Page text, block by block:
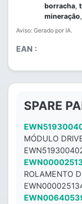
borracha,
mineração,
Aviso: Gerado por IA.
EAN :
SPARE
MÓDULO
ROLAMENTO